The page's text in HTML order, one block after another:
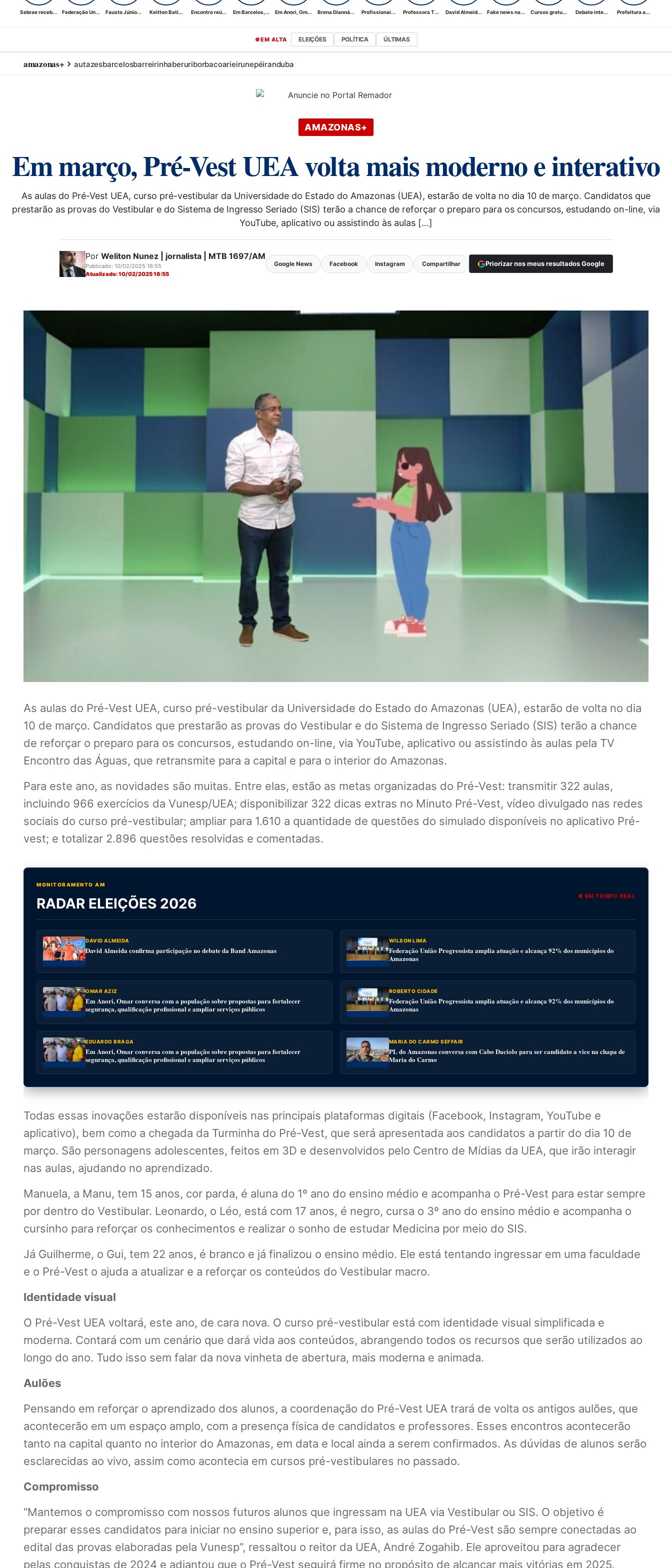
Sebrae receb... Federação Un... Fausto Júnio... Keitton Bati... Encontro reú... Em Barcelos,... Em Anori, Om... Brena Dianná... Profissionai... Professora T... David Almeid... Fake news na... Cursos gratu... Debate inte... Prefeitura a...
EM ALTA ELEIÇÕES POLÍTICA ÚLTIMAS
amazonas+ autazesbarcelosbarreirinhaberuriborbacoarieirunepéiranduba
AMAZONAS+
Em março, Pré-Vest UEA volta mais moderno e interativo
As aulas do Pré-Vest UEA, curso pré-vestibular da Universidade do Estado do Amazonas (UEA), estarão de volta no dia 10 de março. Candidatos que
prestarão as provas do Vestibular e do Sistema de Ingresso Seriado (SIS) terão a chance de reforçar o preparo para os concursos, estudando on-line, via
YouTube, aplicativo ou assistindo às aulas […]
Por Weliton Nunez | jornalista | MTB 1697/AM
Publicado: 10/02/2025 16:55
Atualizado: 10/02/2025 16:55
Google News Facebook Instagram Compartilhar Priorizar nos meus resultados Google
As aulas do Pré-Vest UEA, curso pré-vestibular da Universidade do Estado do Amazonas (UEA), estarão de volta no dia
10 de março. Candidatos que prestarão as provas do Vestibular e do Sistema de Ingresso Seriado (SIS) terão a chance
de reforçar o preparo para os concursos, estudando on-line, via YouTube, aplicativo ou assistindo às aulas pela TV
Encontro das Águas, que retransmite para a capital e para o interior do Amazonas.
Para este ano, as novidades são muitas. Entre elas, estão as metas organizadas do Pré-Vest: transmitir 322 aulas,
incluindo 966 exercícios da Vunesp/UEA; disponibilizar 322 dicas extras no Minuto Pré-Vest, vídeo divulgado nas redes
sociais do curso pré-vestibular; ampliar para 1.610 a quantidade de questões do simulado disponíveis no aplicativo Pré-
vest; e totalizar 2.896 questões resolvidas e comentadas.
MONITORAMENTO AM
RADAR ELEIÇÕES 2026 ● EM TEMPO REAL
DAVID ALMEIDA
David Almeida confirma participação no debate da Band Amazonas
WILSON LIMA
Federação União Progressista amplia atuação e alcança 92% dos municípios do
Amazonas
OMAR AZIZ
Em Anori, Omar conversa com a população sobre propostas para fortalecer
segurança, qualificação profissional e ampliar serviços públicos
ROBERTO CIDADE
Federação União Progressista amplia atuação e alcança 92% dos municípios do
Amazonas
EDUARDO BRAGA
Em Anori, Omar conversa com a população sobre propostas para fortalecer
segurança, qualificação profissional e ampliar serviços públicos
MARIA DO CARMO SEFFAIR
PL do Amazonas conversa com Cabo Daciolo para ser candidato a vice na chapa de
Maria do Carmo
Todas essas inovações estarão disponíveis nas principais plataformas digitais (Facebook, Instagram, YouTube e
aplicativo), bem como a chegada da Turminha do Pré-Vest, que será apresentada aos candidatos a partir do dia 10 de
março. São personagens adolescentes, feitos em 3D e desenvolvidos pelo Centro de Mídias da UEA, que irão interagir
nas aulas, ajudando no aprendizado.
Manuela, a Manu, tem 15 anos, cor parda, é aluna do 1º ano do ensino médio e acompanha o Pré-Vest para estar sempre
por dentro do Vestibular. Leonardo, o Léo, está com 17 anos, é negro, cursa o 3º ano do ensino médio e acompanha o
cursinho para reforçar os conhecimentos e realizar o sonho de estudar Medicina por meio do SIS.
Já Guilherme, o Gui, tem 22 anos, é branco e já finalizou o ensino médio. Ele está tentando ingressar em uma faculdade
e o Pré-Vest o ajuda a atualizar e a reforçar os conteúdos do Vestibular macro.
Identidade visual
O Pré-Vest UEA voltará, este ano, de cara nova. O curso pré-vestibular está com identidade visual simplificada e
moderna. Contará com um cenário que dará vida aos conteúdos, abrangendo todos os recursos que serão utilizados ao
longo do ano. Tudo isso sem falar da nova vinheta de abertura, mais moderna e animada.
Aulões
Pensando em reforçar o aprendizado dos alunos, a coordenação do Pré-Vest UEA trará de volta os antigos aulões, que
acontecerão em um espaço amplo, com a presença física de candidatos e professores. Esses encontros acontecerão
tanto na capital quanto no interior do Amazonas, em data e local ainda a serem confirmados. As dúvidas de alunos serão
esclarecidas ao vivo, assim como acontecia em cursos pré-vestibulares no passado.
Compromisso
“Mantemos o compromisso com nossos futuros alunos que ingressam na UEA via Vestibular ou SIS. O objetivo é
preparar esses candidatos para iniciar no ensino superior e, para isso, as aulas do Pré-Vest são sempre conectadas ao
edital das provas elaboradas pela Vunesp”, ressaltou o reitor da UEA, André Zogahib. Ele aproveitou para agradecer
pelas conquistas de 2024 e adiantou que o Pré-Vest seguirá firme no propósito de alcançar mais vitórias em 2025.